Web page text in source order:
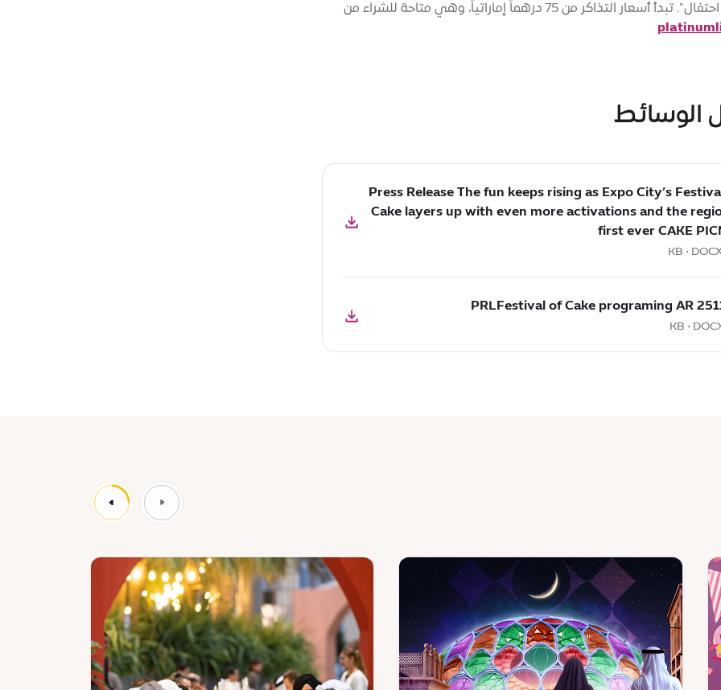
أسعار التذاكر من 75 درهماً إماراتياً، وهي متاحة للشراء من
الوسائط
Press Release The fun keeps rising as Expo City’s
Cake layers up with even more activations and the
first ever CAKE
251112 PRLFestival
News
:
مدينة
إكسبو
دبي
تنظم
"حي
News
العالم
على
مائدة
إفطار
واحدة